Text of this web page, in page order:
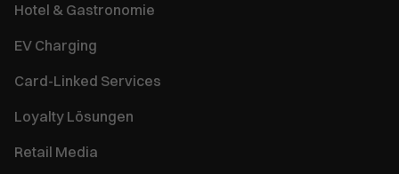
Hotel & Gastronomie
EV Charging
Card-Linked Services
Loyalty Lösungen
Retail Media